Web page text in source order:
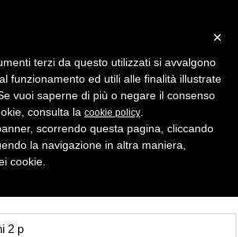
Selezione
> MINI
2 p
×
terzi da questo utilizzati si avvalgono
funzionamento ed utili alle finalità illustrate
vuoi saperne di più o negare il consenso
consulta la cookie policy
scorrendo questa pagina, cliccando
la navigazione in altra maniera,
cookie.